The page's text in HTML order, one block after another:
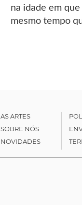
na idade em
mesmo tempo
AS ARTES
SOBRE NÓS
NOVIDADES